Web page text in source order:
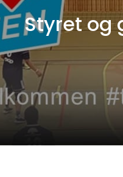
Styret og